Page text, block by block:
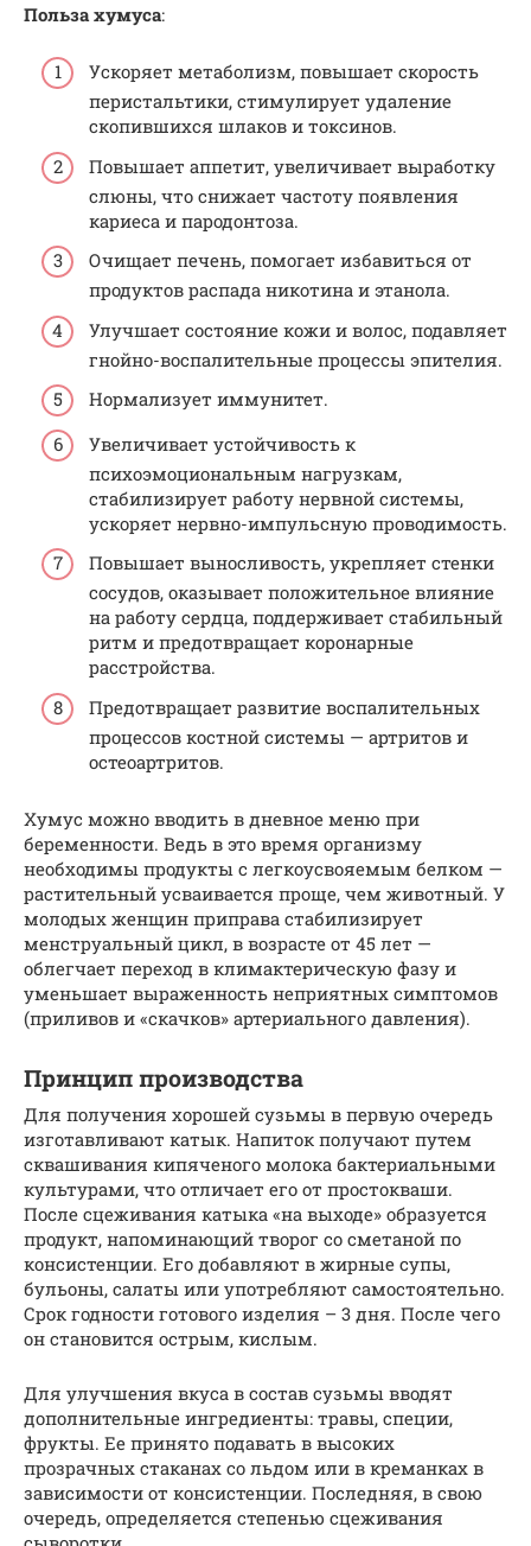
Польза хумуса:
Ускоряет метаболизм, повышает скорость
перистальтики, стимулирует удаление
скопившихся шлаков и токсинов.
Повышает аппетит, увеличивает выработку
слюны, что снижает частоту появления
кариеса и пародонтоза.
Очищает печень, помогает избавиться от
продуктов распада никотина и этанола.
Улучшает состояние кожи и волос, подавляет
гнойно-воспалительные процессы эпителия.
Нормализует иммунитет.
Увеличивает устойчивость к
психоэмоциональным нагрузкам,
стабилизирует работу нервной системы,
ускоряет нервно-импульсную проводимость.
Повышает выносливость, укрепляет стенки
сосудов, оказывает положительное влияние
на работу сердца, поддерживает стабильный
ритм и предотвращает коронарные
расстройства.
Предотвращает развитие воспалительных
процессов костной системы — артритов и
остеоартритов.
Хумус можно вводить в дневное меню при
беременности. Ведь в это время организму
необходимы продукты с легкоусвояемым белком —
растительный усваивается проще, чем животный. У
молодых женщин приправа стабилизирует
менструальный цикл, в возрасте от 45 лет —
облегчает переход в климактерическую фазу и
уменьшает выраженность неприятных симптомов
(приливов и «скачков» артериального давления).
Принцип производства
Для получения хорошей сузьмы в первую очередь
изготавливают катык. Напиток получают путем
сквашивания кипяченого молока бактериальными
культурами, что отличает его от простокваши.
После сцеживания катыка «на выходе» образуется
продукт, напоминающий творог со сметаной по
консистенции. Его добавляют в жирные супы,
бульоны, салаты или употребляют самостоятельно.
Срок годности готового изделия – 3 дня. После чего
он становится острым, кислым.
Для улучшения вкуса в состав сузьмы вводят
дополнительные ингредиенты: травы, специи,
фрукты. Ее принято подавать в высоких
прозрачных стаканах со льдом или в креманках в
зависимости от консистенции. Последняя, в свою
очередь, определяется степенью сцеживания